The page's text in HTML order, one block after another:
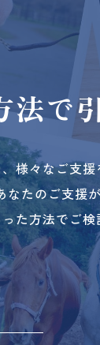
法で
様々なご支
たのご支援
た方法でご